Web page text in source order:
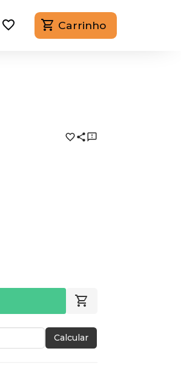
Carrinho
Calcular